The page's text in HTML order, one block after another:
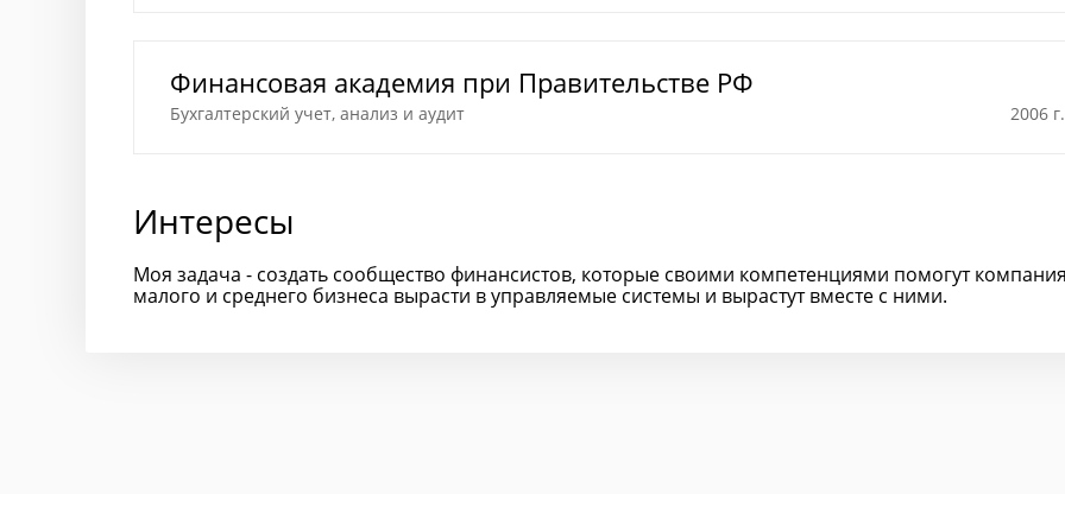
Финансовая академия при Правительстве РФ
Бухгалтерский учет, анализ и аудит 2006 г.
Интересы
Моя задача - создать сообщество финансистов, которые своими компетенциями помогут
малого и среднего бизнеса вырасти в управляемые системы и вырастут вместе с ними.